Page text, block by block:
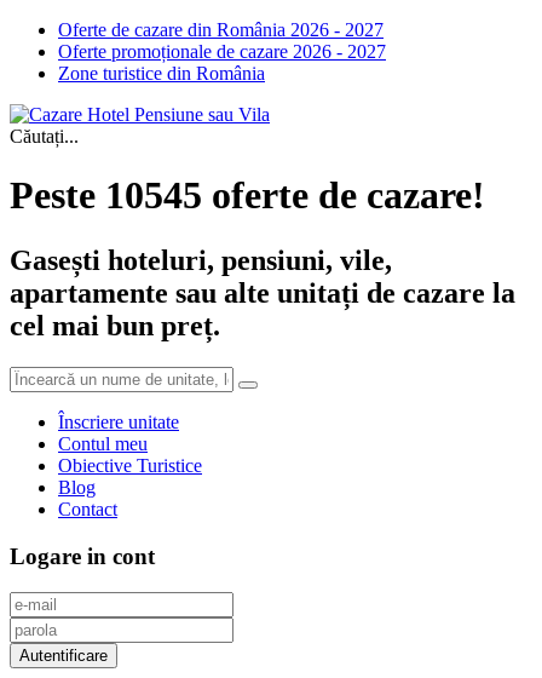
Oferte de cazare din România 2026 - 2027
Oferte promoționale de cazare 2026 - 2027
Zone turistice din România
Căutați...
Peste 10545 oferte de cazare!
Gasești hoteluri, pensiuni, vile,
apartamente sau alte unitați de cazare la
cel mai bun preț.
Înscriere unitate
Contul meu
Obiective Turistice
Blog
Contact
Logare in cont